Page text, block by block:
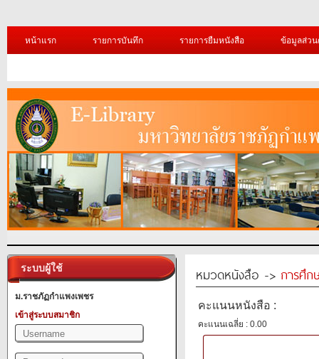
หน้าแรก รายการบันทึก รายการยืมหนังสือ ข้อมูลส่ว
ระบบผู้ใช้
ม.ราชภัฏกำแพงเพชร
เข้าสู่ระบบสมาชิก
หมวดหนังสือ -> การศึก
คะแนนหนังสือ :
คะแนนเฉลี่ย : 0.00